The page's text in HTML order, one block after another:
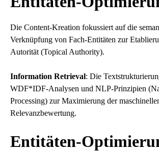
Die Content-Kreation fokussiert auf die
Verknüpfung von Fach-Entitäten zur
Autorität (Topical Authority).
Information Retrieval: Die
WDF*IDF-Analysen und NLP-Prinzipien
Processing) zur Maximierung der
Relevanzbewertung.
Entitäten-